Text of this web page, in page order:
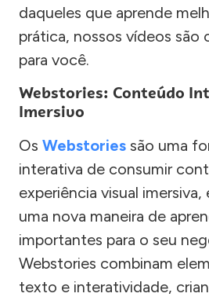
daqueles que aprende
prática, nossos vídeos são
para você.
Webstories: Conteúdo
Imersivo
Os Webstories são uma
interativa de consumir
experiência visual
uma nova maneira de
importantes para o seu
Webstories combinam
texto e interatividade,